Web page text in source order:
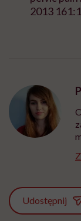
2013
Udostępnij